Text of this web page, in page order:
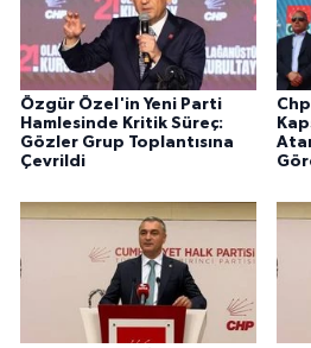
Özgür Özel'in Yeni Parti
Hamlesinde Kritik Süreç:
Gözler Grup Toplantısına
Çevrildi